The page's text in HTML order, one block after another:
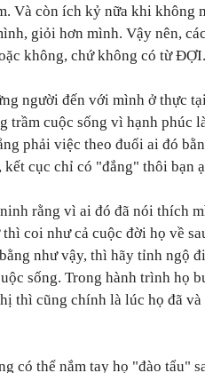
Và còn ích kỷ nữa khi không
giỏi hơn mình. Vậy nên,
không, chứ không có từ ĐỢI.
người đến với mình ở thực
trầm cuộc sống vì hạnh phúc
phải việc theo đuổi ai đó
cục chỉ có "đắng" thôi bạn
rằng vì ai đó đã nói thích
coi như cả cuộc đời họ về
như vậy, thì hãy tỉnh ngộ
sống. Trong hành trình họ
thì cũng chính là lúc họ đã và
có thể nắm tay họ "đào tẩu"